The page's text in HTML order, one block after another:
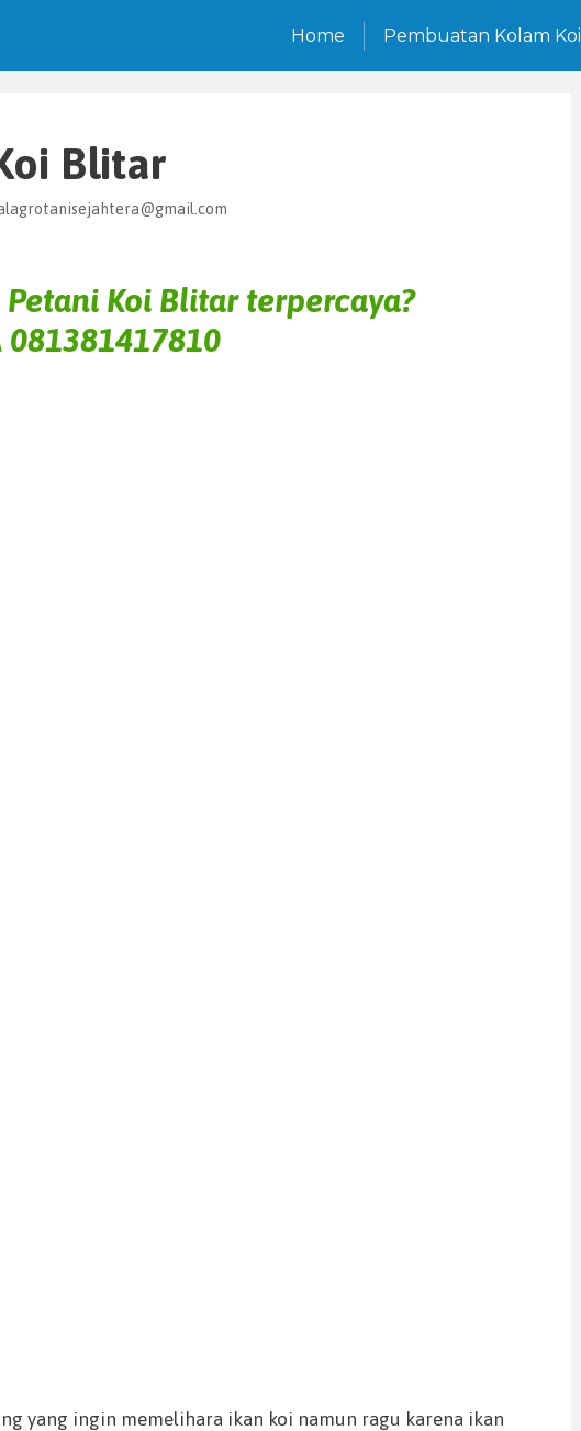
Home Pembuatan Kolam Koi
Blitar
Koi Blitar terpercaya?
081381417810
yang ingin memelihara ikan koi namun ragu karena ikan